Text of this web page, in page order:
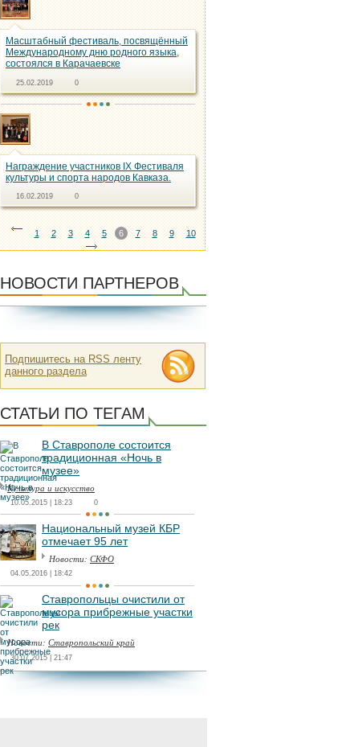
Масштабный фестиваль, посвящённый
Международному дню родного языка,
состоялся в Карачаевске
25.02.2019 0
Награждение участников IX Фестиваля
культуры и спорта народов Кавказа.
16.02.2019 0
1 2 3 4 5 6 7 8 9 10
НОВОСТИ ПАРТНЕРОВ
Подпишитесь на RSS ленту
данного раздела
СТАТЬИ ПО ТЕГАМ
В Ставрополе состоится
традиционная «Ночь в
музее»
Культура и искусство
10.05.2015 | 18:23 0
Национальный музей КБР
отмечает 95 лет
Новости: СКФО
04.05.2016 | 18:42
Ставропольцы очистили от
мусора прибрежные участки
рек
Новости: Ставропольский край
30.07.2015 | 21:47